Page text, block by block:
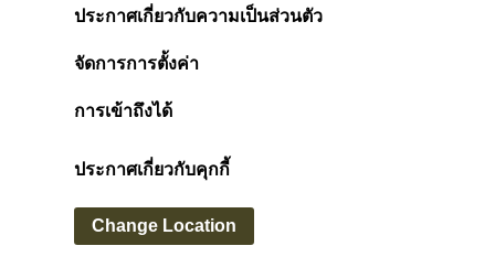
ประกาศเกี่ยวกับความเป็นส่วนตัว
จัดการการตั้งค่า
การเข้าถึงได้
ประกาศเกี่ยวกับคุกกี้
Change Location